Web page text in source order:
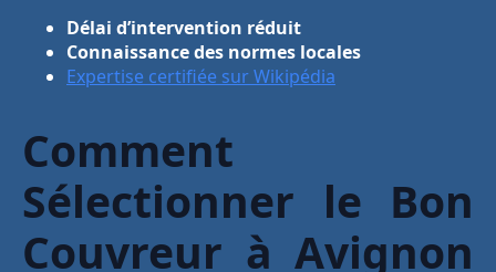
Délai d’intervention réduit
Connaissance des normes locales
Expertise certifiée sur Wikipédia
Comment
Sélectionner le Bon
Couvreur à Avignon